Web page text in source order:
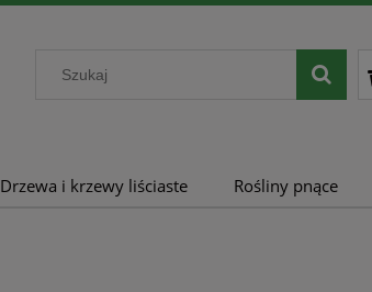
Drzewa i krzewy liściaste Rośliny pnące